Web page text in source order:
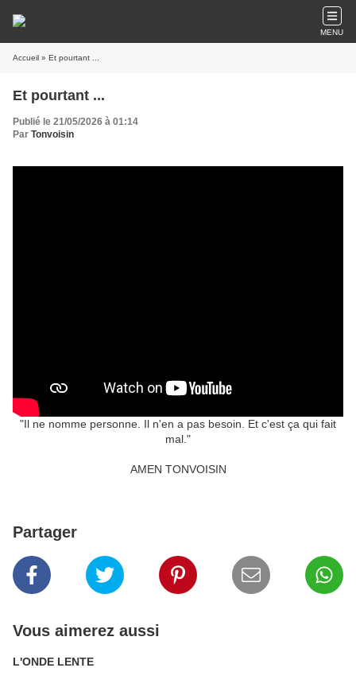
MENU
Accueil » Et pourtant ...
Et pourtant ...
Publié le 21/05/2026 à 01:14
Par Tonvoisin
"Il ne nomme personne. Il n'en a pas besoin. Et c'est ça qui fait
mal."
AMEN TONVOISIN
Partager
Vous aimerez aussi
L'ONDE LENTE